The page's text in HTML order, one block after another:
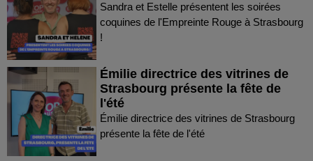
Sandra et Estelle présentent les soirées
coquines de l'Empreinte Rouge à Strasbourg
!
Émilie directrice des vitrines de
Strasbourg présente la fête de
l'été
Émilie directrice des vitrines de Strasbourg
présente la fête de l'été